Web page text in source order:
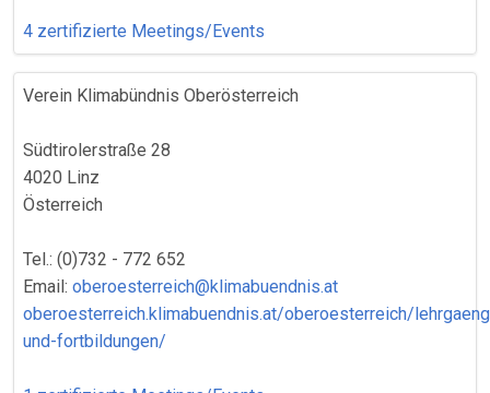
4 zertifizierte Meetings/Events
Verein Klimabündnis Oberösterreich
Südtirolerstraße 28
4020 Linz
Österreich
Tel.: (0)732 - 772 652
Email: oberoesterreich@klimabuendnis.at
oberoesterreich.klimabuendnis.at/oberoesterreich/
und-fortbildungen/